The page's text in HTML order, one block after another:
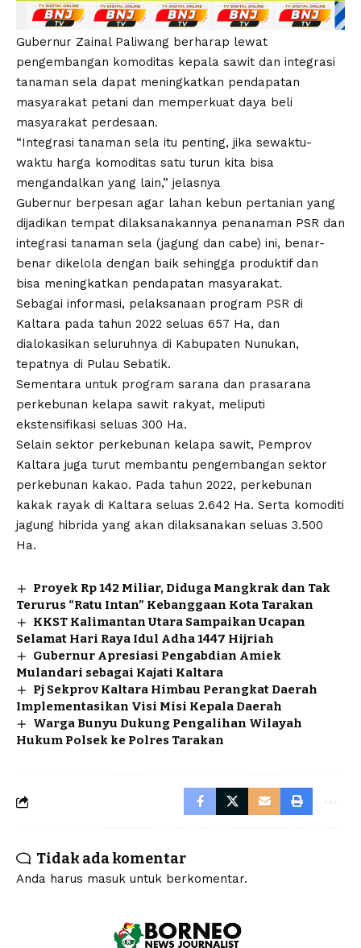
Gubernur Zainal Paliwang berharap lewat
pengembangan komoditas kepala sawit dan integrasi
tanaman sela dapat meningkatkan pendapatan
masyarakat petani dan memperkuat daya beli
masyarakat perdesaan.
“Integrasi tanaman sela itu penting, jika sewaktu-
waktu harga komoditas satu turun kita bisa
mengandalkan yang lain,” jelasnya
Gubernur berpesan agar lahan kebun pertanian yang
dijadikan tempat dilaksanakannya penanaman PSR dan
integrasi tanaman sela (jagung dan cabe) ini, benar-
benar dikelola dengan baik sehingga produktif dan
bisa meningkatkan pendapatan masyarakat.
Sebagai informasi, pelaksanaan program PSR di
Kaltara pada tahun 2022 seluas 657 Ha, dan
dialokasikan seluruhnya di Kabupaten Nunukan,
tepatnya di Pulau Sebatik.
Sementara untuk program sarana dan prasarana
perkebunan kelapa sawit rakyat, meliputi
ekstensifikasi seluas 300 Ha.
Selain sektor perkebunan kelapa sawit, Pemprov
Kaltara juga turut membantu pengembangan sektor
perkebunan kakao. Pada tahun 2022, perkebunan
kakak rayak di Kaltara seluas 2.642 Ha. Serta komoditi
jagung hibrida yang akan dilaksanakan seluas 3.500
Ha.
Proyek Rp 142 Miliar, Diduga Mangkrak dan Tak
Terurus “Ratu Intan” Kebanggaan Kota Tarakan
KKST Kalimantan Utara Sampaikan Ucapan
Selamat Hari Raya Idul Adha 1447 Hijriah
Gubernur Apresiasi Pengabdian Amiek
Mulandari sebagai Kajati Kaltara
Pj Sekprov Kaltara Himbau Perangkat Daerah
Implementasikan Visi Misi Kepala Daerah
Warga Bunyu Dukung Pengalihan Wilayah
Hukum Polsek ke Polres Tarakan
Tidak ada komentar
Anda harus masuk untuk berkomentar.